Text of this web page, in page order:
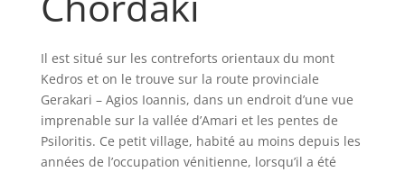
Il est situé sur les contreforts orientaux du mont
Kedros et on le trouve sur la route provinciale
Gerakari – Agios Ioannis, dans un endroit d’une vue
imprenable sur la vallée d’Amari et les pentes de
Psiloritis. Ce petit village, habité au moins depuis les
années de l’occupation vénitienne, lorsqu’il a été